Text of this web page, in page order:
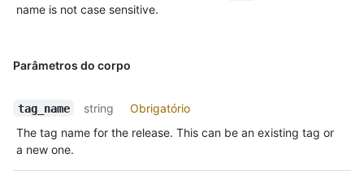
name is not case sensitive.
Parâmetros do corpo
tag_name string
Obrigatório
The tag name for the release. This can be an existing tag or
a new one.